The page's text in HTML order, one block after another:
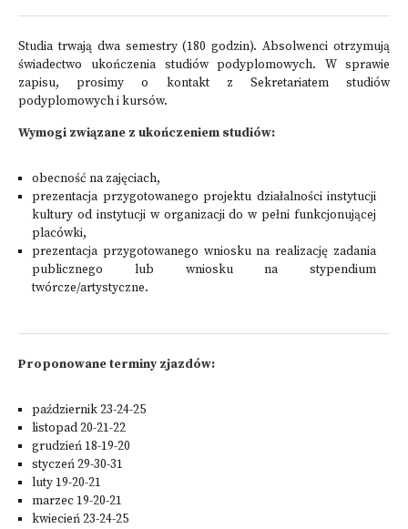
Studia trwają dwa semestry (180 godzin). Absolwenci otrzymują
świadectwo ukończenia studiów podyplomowych. W sprawie
zapisu, prosimy o kontakt z Sekretariatem studiów
podyplomowych i kursów.
Wymogi związane z ukończeniem studiów:
obecność na zajęciach,
prezentacja przygotowanego projektu działalności instytucji
kultury od instytucji w organizacji do w pełni funkcjonującej
placówki,
prezentacja przygotowanego wniosku na realizację zadania
publicznego lub wniosku na stypendium
twórcze/artystyczne.
Proponowane terminy zjazdów:
październik 23-24-25
listopad 20-21-22
grudzień 18-19-20
styczeń 29-30-31
luty 19-20-21
marzec 19-20-21
kwiecień 23-24-25